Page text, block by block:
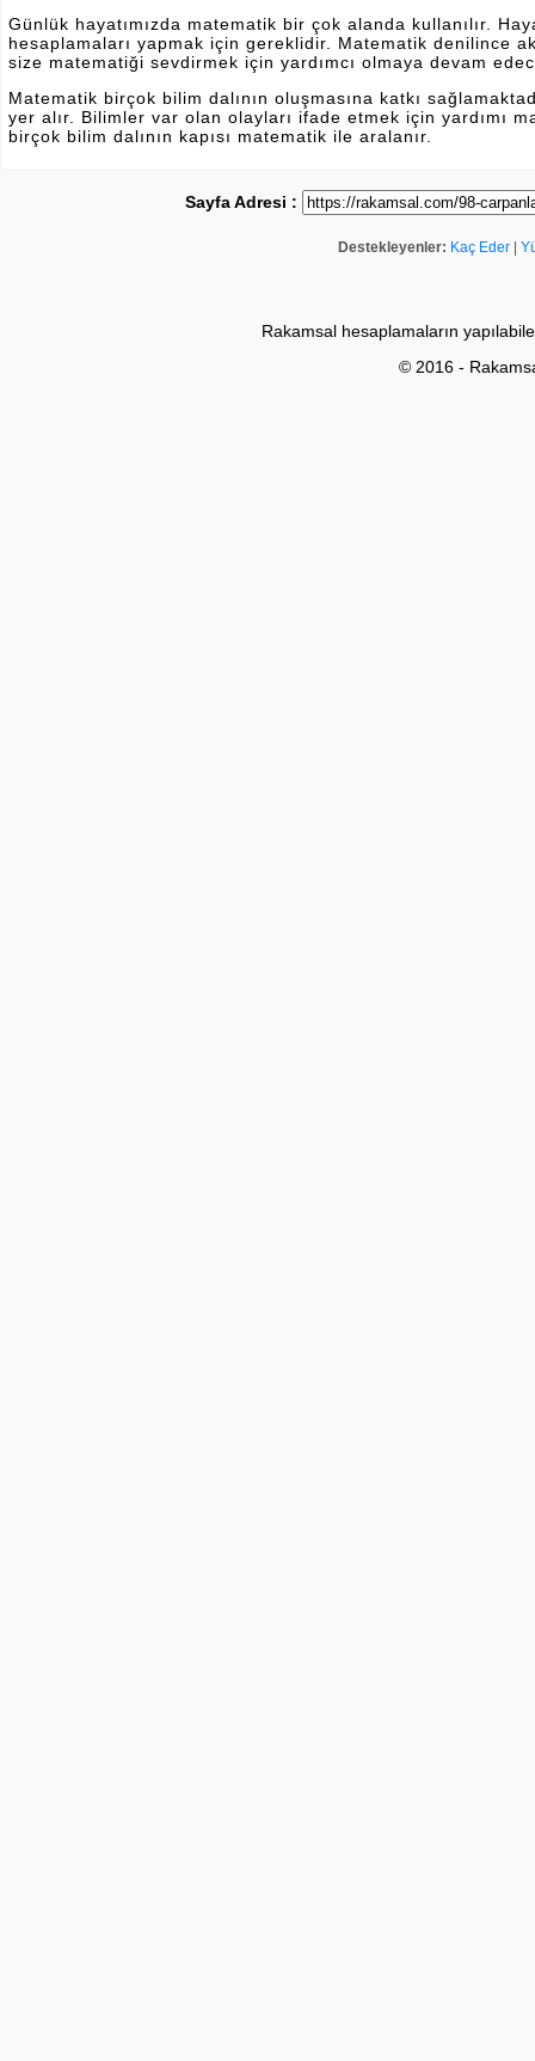
Günlük hayatımızda matematik bir çok alanda kullanılır.
hesaplamaları yapmak için gereklidir. Matematik denilince
size matematiği sevdirmek için yardımcı olmaya devam
Matematik birçok bilim dalının oluşmasına katkı
yer alır. Bilimler var olan olayları ifade etmek için yardımı
birçok bilim dalının kapısı matematik ile aralanır.
Sayfa Adresi :
Destekleyenler: Kaç Eder
Rakamsal hesaplamaların
© 2016 -